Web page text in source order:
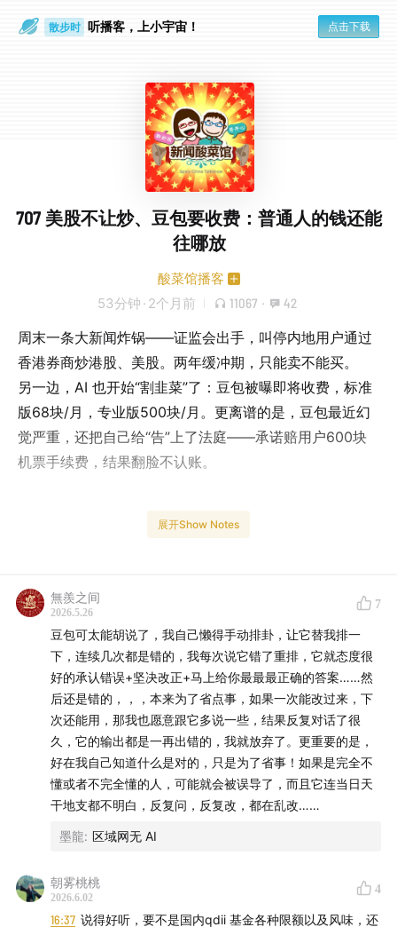
散步时 听播客，上小宇宙！ 点击下载
707 美股不让炒、豆包要收费：普通人的钱还能
往哪放
酸菜馆播客
53分钟 · 2个月前 11067 · 42
周末一条大新闻炸锅——证监会出手，叫停内地用户通过
香港券商炒港股、美股。两年缓冲期，只能卖不能买。
另一边，AI 也开始“割韭菜”了：豆包被曝即将收费，标准
版68块/月，专业版500块/月。更离谱的是，豆包最近幻
觉严重，还把自己给“告”上了法庭——承诺赔用户600块
机票手续费，结果翻脸不认账。
听完你就知道，
。
🎧 时间轴
证监会叫停跨境炒美股港股，两年过渡期意味着什
“普通人不可能三角”：好事没门槛，轮不到你
存量用户、伪造地址证明……券商是怎么“合规”运营
合规替代方案：QDII基金、港股通，普通人也能投
12:07
香港券商 vs 美国本土券商：为什么老玩家更推荐盈
透、嘉信？
一户交易全球、存人民币、自动生息4%……美股的
展开Show Notes
無羨之间
2026.5.26
7
豆包可太能胡说了，我自己懒得手动排卦，让它替我排一
下，连续几次都是错的，我每次说它错了重排，它就态度很
好的承认错误+坚决改正+马上给你最最最正确的答案……然
后还是错的，，，本来为了省点事，如果一次能改过来，下
次还能用，那我也愿意跟它多说一些，结果反复对话了很
久，它的输出都是一再出错的，我就放弃了。更重要的是，
好在我自己知道什么是对的，只是为了省事！如果是完全不
懂或者不完全懂的人，可能就会被误导了，而且它连当日天
干地支都不明白，反复问，反复改，都在乱改……
墨龍: 区域网无 AI
朝雾桃桃
2026.6.02
4
16:37 说得好听，要不是国内qdii 基金各种限额以及风味，还